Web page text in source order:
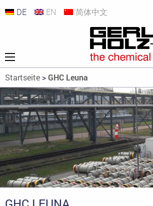
DE EN 简体中文
Startseite >GHC Leuna